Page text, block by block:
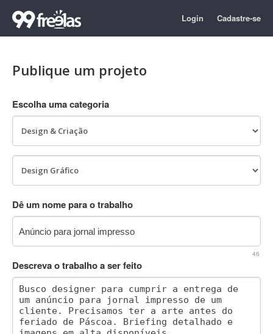
Login Cadastre-se
Publique um projeto
Escolha uma categoria
Dê um nome para o trabalho
46
Descreva o trabalho a ser feito